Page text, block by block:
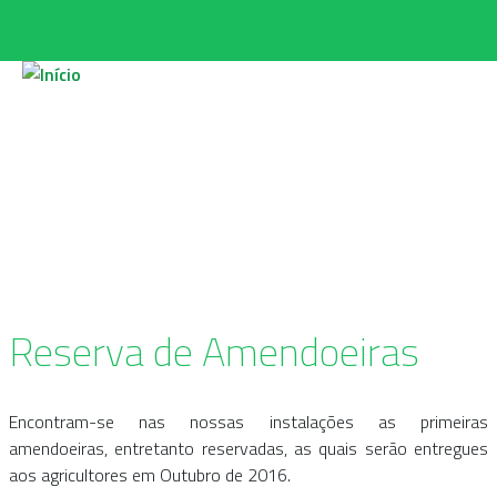
Reserva de Amendoeiras
Encontram-se nas nossas instalações as primeiras
amendoeiras, entretanto reservadas, as quais serão entregues
aos agricultores em Outubro de 2016.